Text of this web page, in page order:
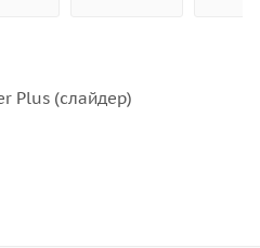
Plus (слайдер)
зона: